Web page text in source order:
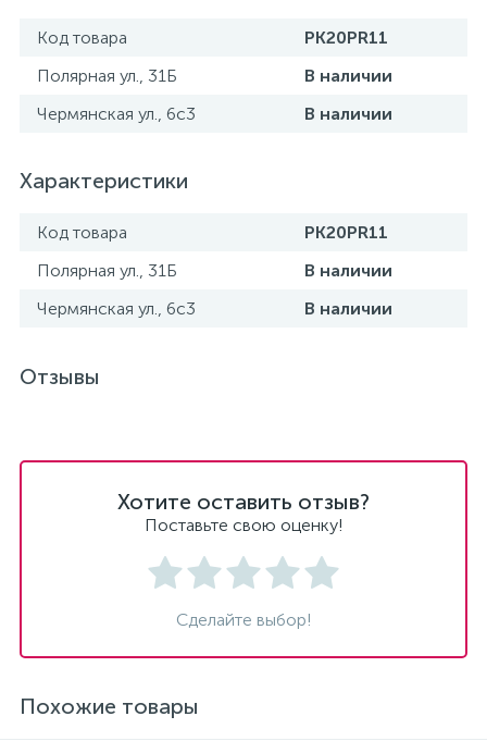
Код товара
PK20PR11
Полярная ул., 31Б
В наличии
Чермянская ул., 6с3
В наличии
Характеристики
Код товара
PK20PR11
Полярная ул., 31Б
В наличии
Чермянская ул., 6с3
В наличии
Отзывы
Хотите оставить отзыв?
Поставьте свою оценку!
Сделайте выбор!
Похожие товары